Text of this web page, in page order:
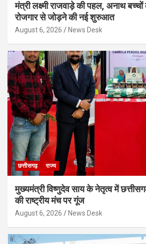
मंत्री लक्ष्मी राजवाड़े की पहल, अनाथ
रोजगार से जोड़ने की नई शुरुआत
August 6, 2026 News Desk
छत्तीसगढ़ राज्य
मुख्यमंत्री विष्णुदेव साय के नेतृत्व में
की राष्ट्रीय मंच पर गूंज
August 6, 2026 News Desk